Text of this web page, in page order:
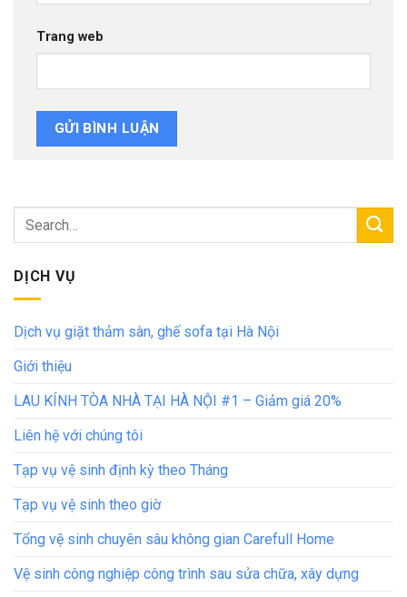
Trang web
DỊCH VỤ
Dịch vụ giặt thảm sàn, ghế sofa tại Hà Nội
Giới thiệu
LAU KÍNH TÒA NHÀ TẠI HÀ NỘI #1 – Giảm giá 20%
Liên hệ với chúng tôi
Tạp vụ vệ sinh định kỳ theo Tháng
Tạp vụ vệ sinh theo giờ
Tổng vệ sinh chuyên sâu không gian Carefull Home
Vệ sinh công nghiệp công trình sau sửa chữa, xây dựng